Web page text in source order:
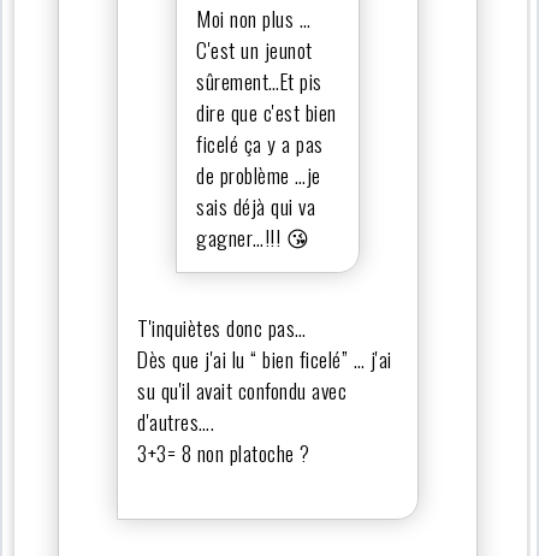
Moi non plus …
C'est un jeunot
sûrement…Et pis
dire que c'est bien
ficelé ça y a pas
de problème …je
sais déjà qui va
gagner…!!! 😘
T'inquiètes donc pas…
Dès que j'ai lu “ bien ficelé” … j'ai
su qu'il avait confondu avec
d'autres….
3+3= 8 non platoche ?